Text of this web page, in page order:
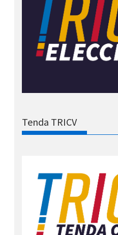
Tenda TRICV